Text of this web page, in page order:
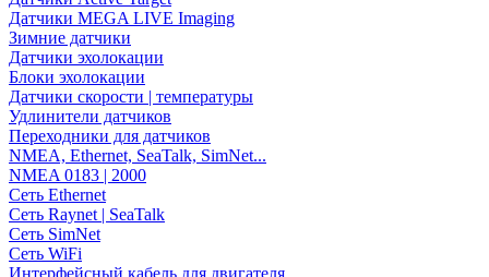
Датчики MEGA LIVE Imaging
Зимние датчики
Датчики эхолокации
Блоки эхолокации
Датчики скорости | температуры
Удлинители датчиков
Переходники для датчиков
NMEA, Ethernet, SeaTalk, SimNet...
NMEA 0183 | 2000
Сеть Ethernet
Сеть Raynet | SeaTalk
Сеть SimNet
Сеть WiFi
Интерфейсный кабель для двигателя